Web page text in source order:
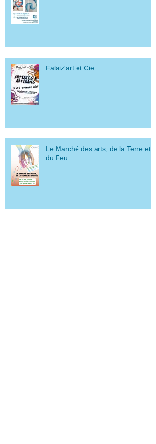
Falaiz'art et Cie
Le Marché des arts, de la Terre et
du Feu